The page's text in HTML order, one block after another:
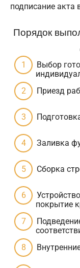
подписание акта
Порядок
Выбор
Приезд
Заливка
Сборка
покрытие